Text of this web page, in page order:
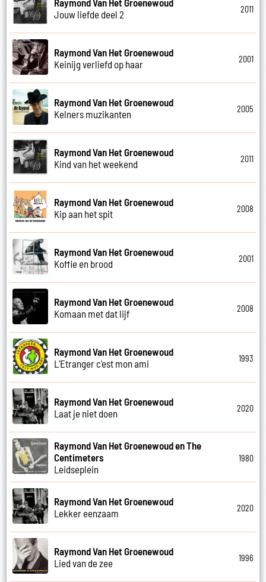
Jouw liefde deel 2
2011
Raymond Van Het Groenewoud
Keinijg verliefd op haar
2001
Raymond Van Het Groenewoud
Kelners muzikanten
2005
Raymond Van Het Groenewoud
Kind van het weekend
2011
Raymond Van Het Groenewoud
Kip aan het spit
2008
Raymond Van Het Groenewoud
Koffie en brood
2001
Raymond Van Het Groenewoud
Komaan met dat lijf
2008
Raymond Van Het Groenewoud
L'Etranger c'est mon ami
1993
Raymond Van Het Groenewoud
Laat je niet doen
2020
Raymond Van Het Groenewoud en The
Centimeters
Leidseplein
1980
Raymond Van Het Groenewoud
Lekker eenzaam
2020
Raymond Van Het Groenewoud
Lied van de zee
1996